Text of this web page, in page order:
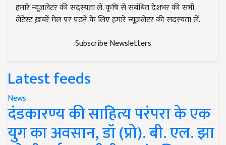
हमारे न्यूज़लेटर की सदस्यता लें. कृषि से संबंधित देशभर की सभी
लेटेस्ट ख़बरें मेल पर पढ़ने के लिए हमारे न्यूज़लेटर की सदस्यता लें.
Subscribe Newsletters
Latest feeds
News
दंडकारण्य की साहित्य परंपरा के एक
युग का अवसान, डॉ (प्रो). बी. एल. झा